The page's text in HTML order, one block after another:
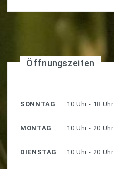
Öffnungszeiten
SONNTAG 10 Uhr - 18 Uhr
MONTAG 10 Uhr - 20 Uhr
DIENSTAG 10 Uhr - 20 Uhr